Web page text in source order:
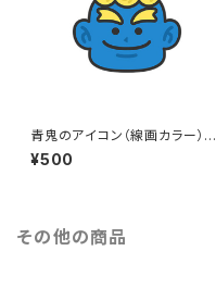
青鬼のアイコン（線画カラー）の
イラスト
¥500
その他の商品